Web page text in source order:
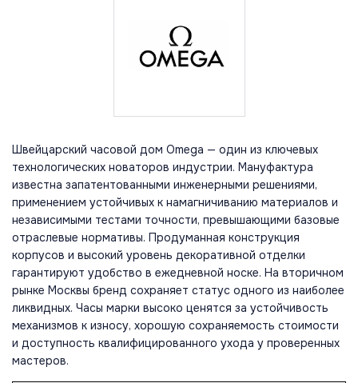
Швейцарский часовой дом Omega — один из ключевых
технологических новаторов индустрии. Мануфактура
известна запатентованными инженерными решениями,
применением устойчивых к намагничиванию материалов и
независимыми тестами точности, превышающими базовые
отраслевые нормативы. Продуманная конструкция
корпусов и высокий уровень декоративной отделки
гарантируют удобство в ежедневной носке. На вторичном
рынке Москвы бренд сохраняет статус одного из наиболее
ликвидных. Часы марки высоко ценятся за устойчивость
механизмов к износу, хорошую сохраняемость стоимости
и доступность квалифицированного ухода у проверенных
мастеров.